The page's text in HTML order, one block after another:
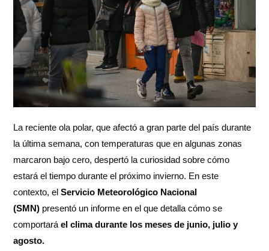
La reciente ola polar, que afectó a gran parte del país durante
la última semana, con temperaturas que en algunas zonas
marcaron bajo cero, despertó la curiosidad sobre cómo
estará el tiempo durante el próximo invierno. En este
contexto, el Servicio Meteorológico Nacional
(SMN) presentó un informe en el que detalla cómo se
comportará el clima durante los meses de junio, julio y
agosto.